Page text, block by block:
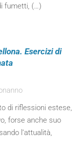
fumetti, (…)
Esercizi di
di riflessioni estese,
forse anche suo
l’attualità,